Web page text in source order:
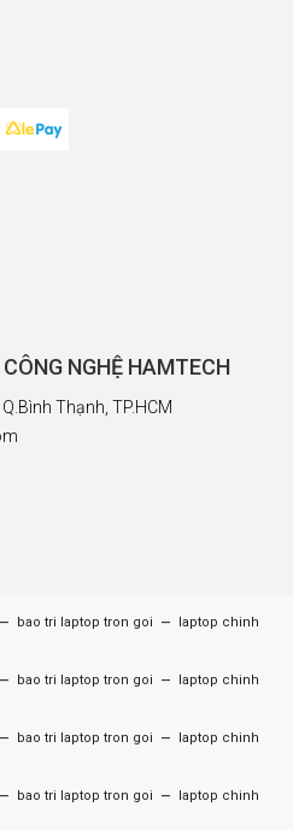
NGHỆ HAMTECH
Thạnh, TP.HCM
– bao tri laptop tron goi –
laptop chinh
– bao tri laptop tron goi –
laptop chinh
– bao tri laptop tron goi –
laptop chinh
– bao tri laptop tron goi –
laptop chinh